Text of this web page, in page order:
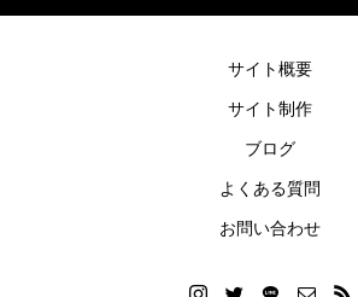
サイト概要
サイト制作
ブログ
よくある質問
お問い合わせ